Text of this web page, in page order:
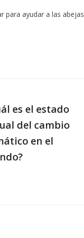
para ayudar a las abejas
es el estado
del cambio
en el